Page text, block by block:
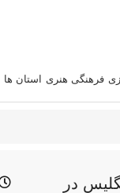
فرهنگی هنری استان‌ ها
در